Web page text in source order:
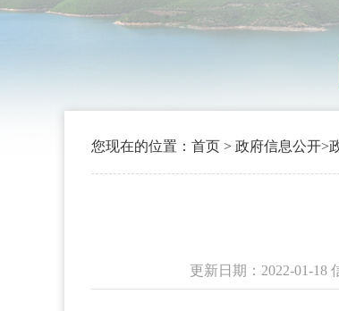
您现在的位置： 首页 > 政府信息公开>
更新日期：2022-01-18